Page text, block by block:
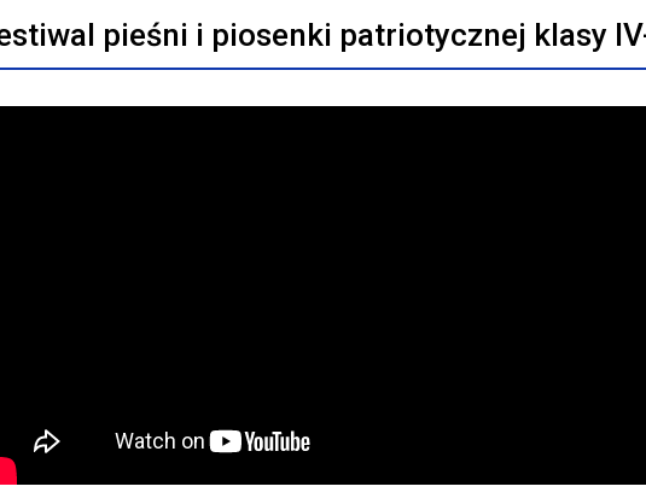
pieśni i piosenki patriotycznej klasy